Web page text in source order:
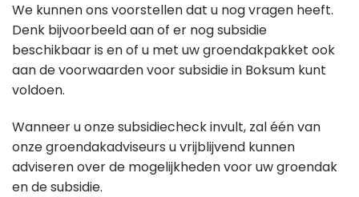
We kunnen ons voorstellen dat u nog vragen heeft.
Denk bijvoorbeeld aan of er nog subsidie
beschikbaar is en of u met uw groendakpakket ook
aan de voorwaarden voor subsidie in Boksum kunt
voldoen.
Wanneer u onze subsidiecheck invult, zal één van
onze groendakadviseurs u vrijblijvend kunnen
adviseren over de mogelijkheden voor uw groendak
en de subsidie.